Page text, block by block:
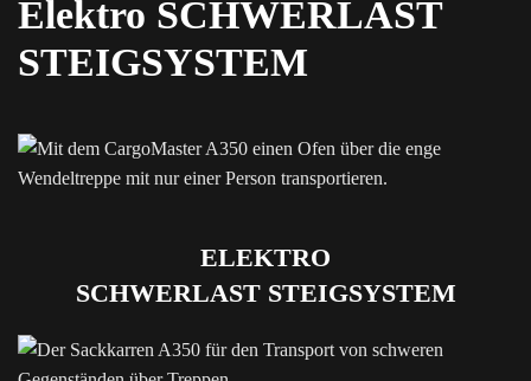
Elektro SCHWERLAST
STEIGSYSTEM
ELEKTRO
SCHWERLAST STEIGSYSTEM